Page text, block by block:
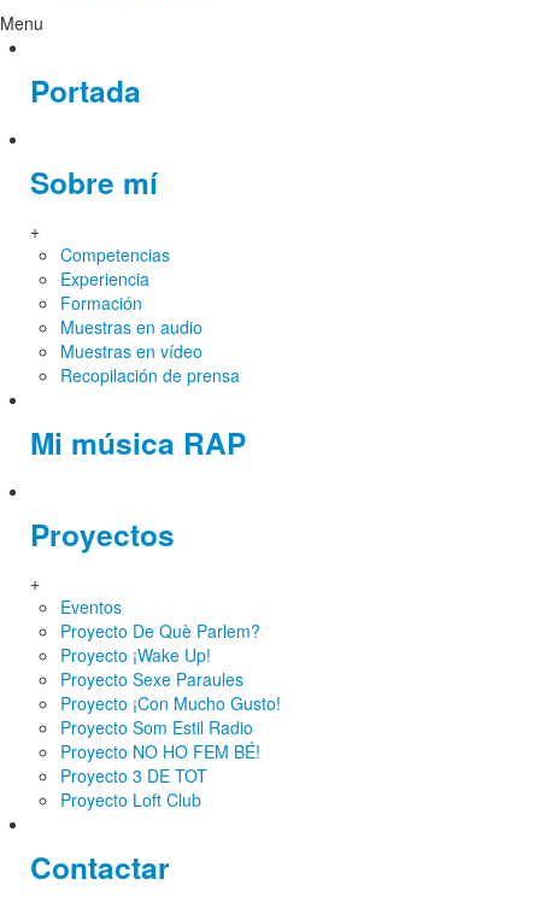
Menu
Portada
Sobre mí
+
Competencias
Experiencia
Formación
Muestras en audio
Muestras en vídeo
Recopilación de prensa
Mi música RAP
Proyectos
+
Eventos
Proyecto De Què Parlem?
Proyecto ¡Wake Up!
Proyecto Sexe Paraules
Proyecto ¡Con Mucho Gusto!
Proyecto Som Estil Radio
Proyecto NO HO FEM BÉ!
Proyecto 3 DE TOT
Proyecto Loft Club
Contactar